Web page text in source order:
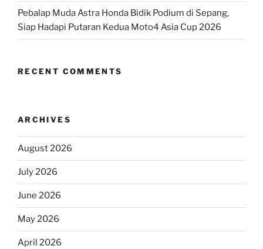
Pebalap Muda Astra Honda Bidik Podium di Sepang,
Siap Hadapi Putaran Kedua Moto4 Asia Cup 2026
RECENT COMMENTS
ARCHIVES
August 2026
July 2026
June 2026
May 2026
April 2026